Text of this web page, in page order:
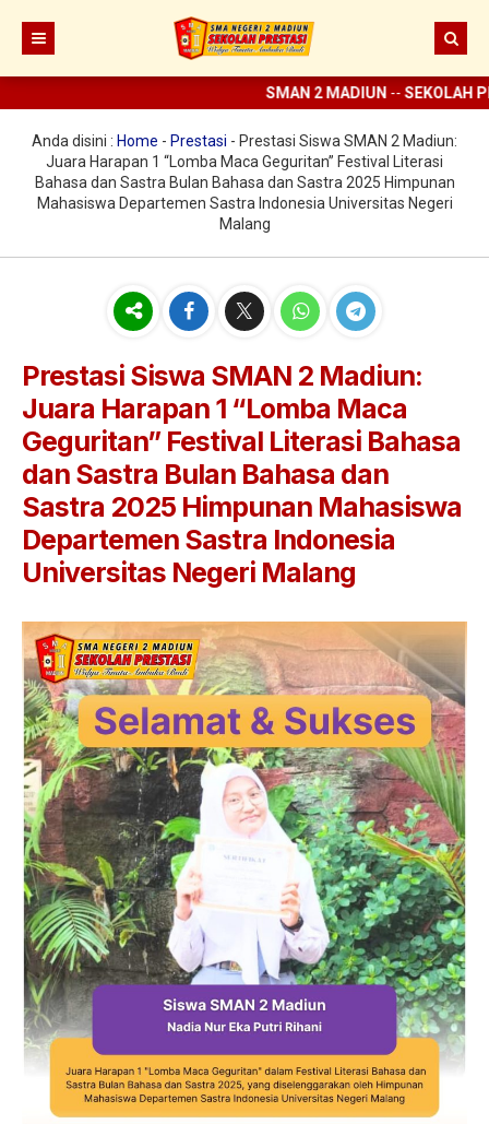
Berita
Prestasi
Sejarah
Visi Misi SMAN 2 Madiun
Sarana dan Prasarana
Ekstrakurikuler
KIR
Koperasi
Jurnalistik
Tari
Digital Sekolah
E-learning
Perpus Digital
Aplikasi KBM
SMAN 2 MADIUN--SEKOLAH
Anda disini : Home - Prestasi - Prestasi Siswa SMAN 2 Madiun:
Juara Harapan 1 “Lomba Maca Geguritan” Festival Literasi
Bahasa dan Sastra Bulan Bahasa dan Sastra 2025 Himpunan
Mahasiswa Departemen Sastra Indonesia Universitas Negeri
Malang
Prestasi Siswa SMAN 2 Madiun:
Juara Harapan 1 “Lomba Maca
Geguritan” Festival Literasi Bahasa
dan Sastra Bulan Bahasa dan
Sastra 2025 Himpunan Mahasiswa
Departemen Sastra Indonesia
Universitas Negeri Malang